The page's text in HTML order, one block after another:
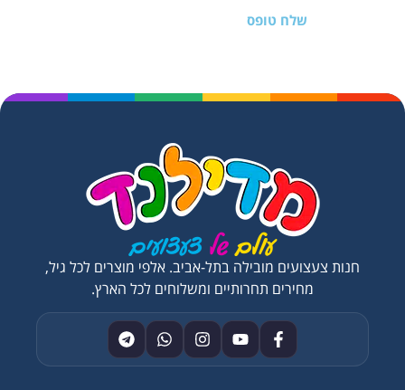
שלח טופס
חנות צעצועים מובילה בתל-אביב. אלפי מוצרים לכל גיל,
מחירים תחרותיים ומשלוחים לכל הארץ.